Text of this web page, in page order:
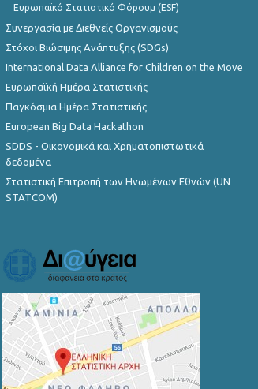
Ευρωπαϊκό Στατιστικό Φόρουμ (ESF)
Συνεργασία με Διεθνείς Οργανισμούς
Στόχοι Βιώσιμης Ανάπτυξης (SDGs)
International Data Alliance for Children on the Move
Ευρωπαϊκή Ημέρα Στατιστικής
Παγκόσμια Ημέρα Στατιστικής
European Big Data Hackathon
SDDS - Οικονομικά και Χρηματοπιστωτικά
δεδομένα
Στατιστική Επιτροπή των Ηνωμένων Εθνών (UN
STATCOM)